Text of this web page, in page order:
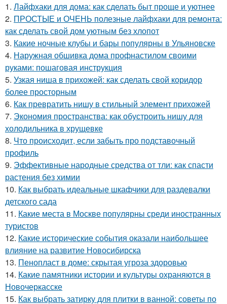
1. Лайфхаки для дома: как сделать быт проще и уютнее
2. ПРОСТЫЕ и ОЧЕНЬ полезные лайфхаки для ремонта:
как сделать свой дом уютным без хлопот
3. Какие ночные клубы и бары популярны в Ульяновске
4. Наружная обшивка дома профнастилом своими
руками: пошаговая инструкция
5. Узкая ниша в прихожей: как сделать свой коридор
более просторным
6. Как превратить нишу в стильный элемент прихожей
7. Экономия пространства: как обустроить нишу для
холодильника в хрущевке
8. Что происходит, если забыть про подставочный
профиль
9. Эффективные народные средства от тли: как спасти
растения без химии
10. Как выбрать идеальные шкафчики для раздевалки
детского сада
11. Какие места в Москве популярны среди иностранных
туристов
12. Какие исторические события оказали наибольшее
влияние на развитие Новосибирска
13. Пенопласт в доме: скрытая угроза здоровью
14. Какие памятники истории и культуры охраняются в
Новочеркасске
15. Как выбрать затирку для плитки в ванной: советы по